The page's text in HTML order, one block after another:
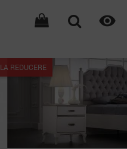

LA REDUCERE